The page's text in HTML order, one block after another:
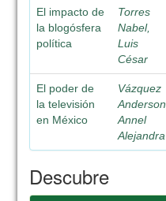
El impacto de
la blogósfera
política
Torres
Nabel,
Luis
César
El poder de
la televisión
en México
Vázquez
Anderson,
Annel
Alejandra
Descubre